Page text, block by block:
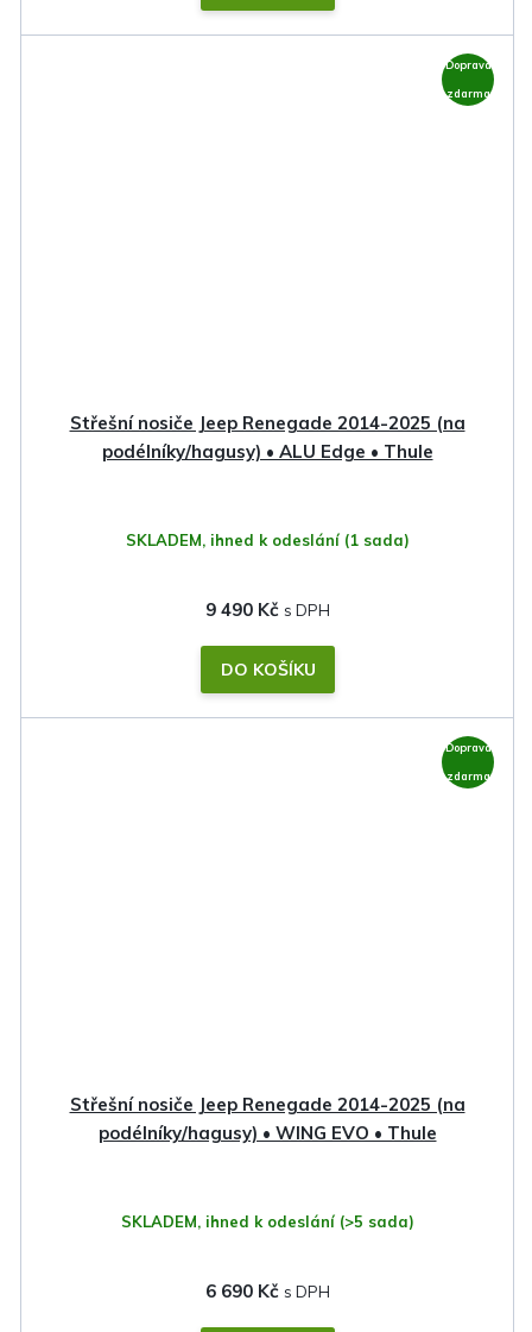
Doprava
zdarma
Střešní nosiče Jeep Renegade 2014-2025 (na
podélníky/hagusy) • ALU Edge • Thule
SKLADEM, ihned k odeslání (1 sada)
9 490 Kč
DO KOŠÍKU
Doprava
zdarma
Střešní nosiče Jeep Renegade 2014-2025 (na
podélníky/hagusy) • WING EVO • Thule
SKLADEM, ihned k odeslání (>5 sada)
6 690 Kč